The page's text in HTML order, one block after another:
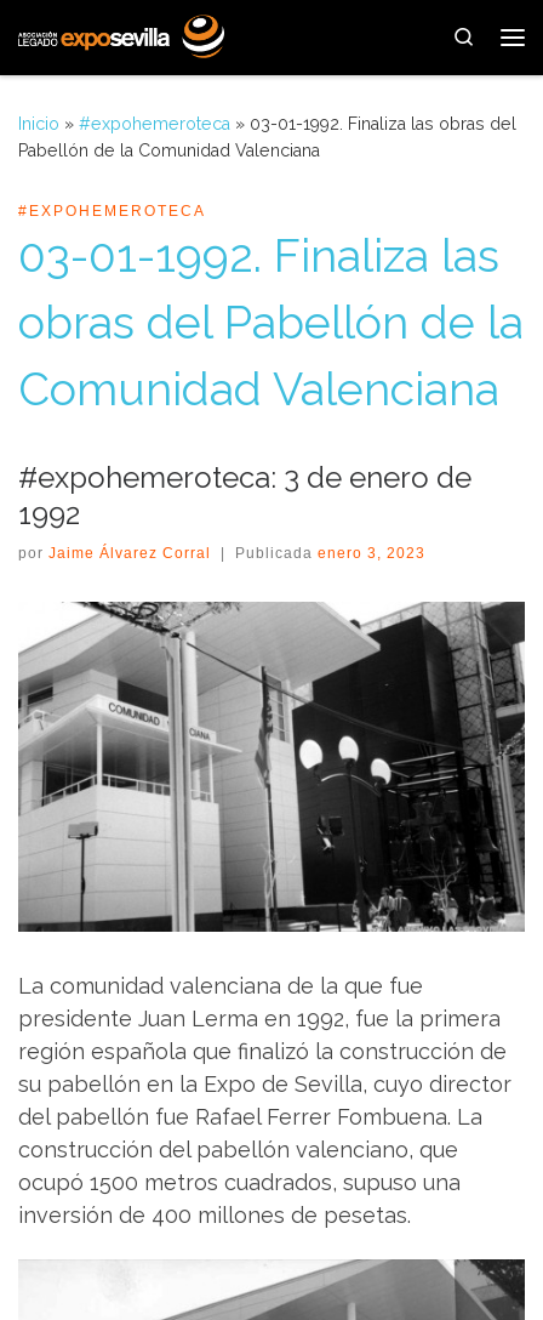
Saltar al contenido
Search
Inicio » #expohemeroteca » 03-01-1992. Finaliza las obras del
Pabellón de la Comunidad Valenciana
#EXPOHEMEROTECA
03-01-1992. Finaliza las
obras del Pabellón de la
Comunidad Valenciana
#expohemeroteca: 3 de enero de
1992
por Jaime Álvarez Corral Publicada enero 3, 2023
La comunidad valenciana de la que fue
presidente Juan Lerma en 1992, fue la primera
región española que finalizó la construcción de
su pabellón en la Expo de Sevilla, cuyo director
del pabellón fue Rafael Ferrer Fombuena. La
construcción del pabellón valenciano, que
ocupó 1500 metros cuadrados, supuso una
inversión de 400 millones de pesetas.